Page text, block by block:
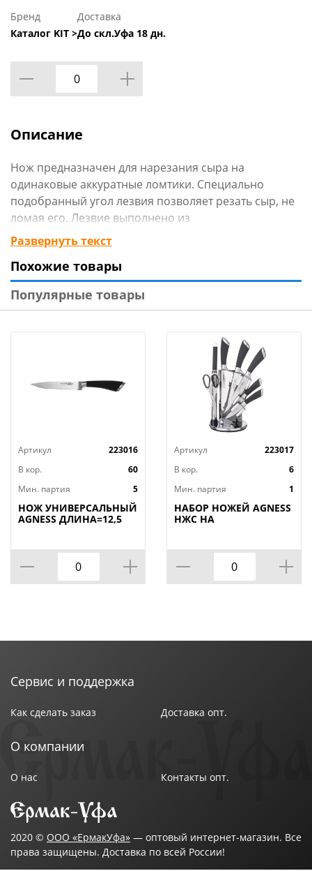
Бренд
Каталог KIT >
Доставка
До скл.Уфа 18 дн.
Описание
Нож предназначен для нарезания сыра на
одинаковые аккуратные ломтики. Специально
подобранный угол лезвия позволяет резать сыр, не
ломая его. Лезвие выполнено из
высококачественной нержавеющей стали.
Практичная рукоять из специального пластика
удобно лежит в руке и не скользит. На нашем сайте
вы можете купить оптом ножи для сыра и прочие
кухонные аксессуары.
Развернуть текст
Похожие товары
Популярные товары
Артикул
223016
В кор.
60
Мин. партия
5
НОЖ УНИВЕРСАЛЬНЫЙ
AGNESS ДЛИНА=12,5
Артикул
223017
В кор.
6
Мин. партия
1
НАБОР НОЖЕЙ AGNESS
НЖС НА
ПОДСТАВКЕ 8 ПР.,
КОР=6НАБОР.
Сервис и поддержка
Как сделать заказ Доставка опт.
О компании
О нас Контакты опт.
2020 © ООО «ЕрмакУфа» — оптовый интернет-магазин. Все
права защищены. Доставка по всей России!